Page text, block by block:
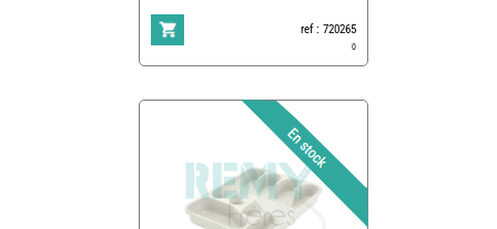
ref : 720265
0